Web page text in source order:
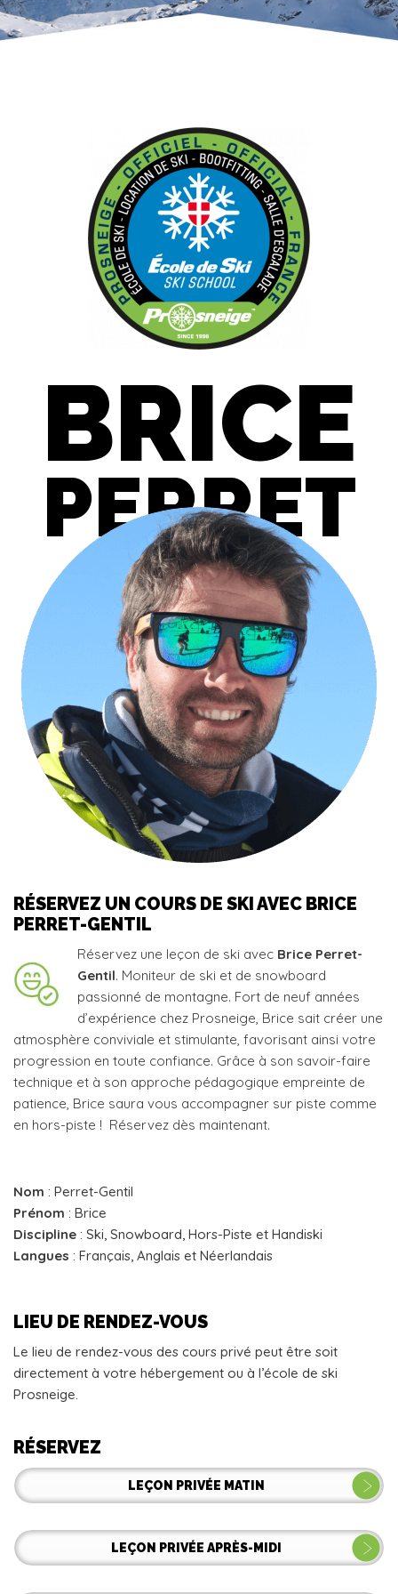
BRICE
PERRET
RÉSERVEZ UN COURS DE SKI AVEC BRICE
PERRET-GENTIL
Réservez une leçon de ski avec Brice Perret-
Gentil. Moniteur de ski et de snowboard
passionné de montagne. Fort de neuf années
d’expérience chez Prosneige, Brice sait créer une
atmosphère conviviale et stimulante, favorisant ainsi votre
progression en toute confiance. Grâce à son savoir-faire
technique et à son approche pédagogique empreinte de
patience, Brice saura vous accompagner sur piste comme
en hors-piste ! Réservez dès maintenant.
Nom : Perret-Gentil
Prénom : Brice
Discipline : Ski, Snowboard, Hors-Piste et Handiski
Langues : Français, Anglais et Néerlandais
LIEU DE RENDEZ-VOUS
Le lieu de rendez-vous des cours privé peut être soit
directement à votre hébergement ou à l’école de ski
Prosneige.
RÉSERVEZ
LEÇON PRIVÉE MATIN
LEÇON PRIVÉE APRÈS-MIDI